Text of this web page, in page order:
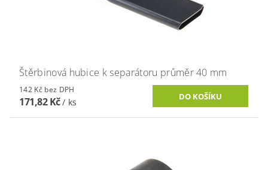
Štěrbinová hubice k separátoru průměr 40 mm
142 Kč bez DPH
171,82 Kč/ ks